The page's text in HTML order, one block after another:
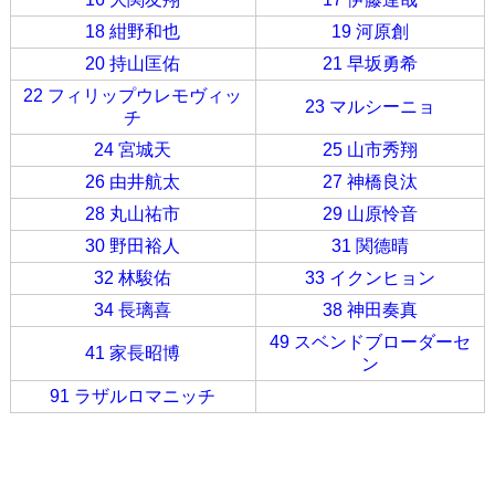
18 紺野和也
19 河原創
20 持山匡佑
21 早坂勇希
22 フィリップウレモヴィッ
チ
23 マルシーニョ
24 宮城天
25 山市秀翔
26 由井航太
27 神橋良汰
28 丸山祐市
29 山原怜音
30 野田裕人
31 関德晴
32 林駿佑
33 イクンヒョン
34 長璃喜
38 神田奏真
41 家長昭博
49 スベンドブローダーセ
ン
91 ラザルロマニッチ